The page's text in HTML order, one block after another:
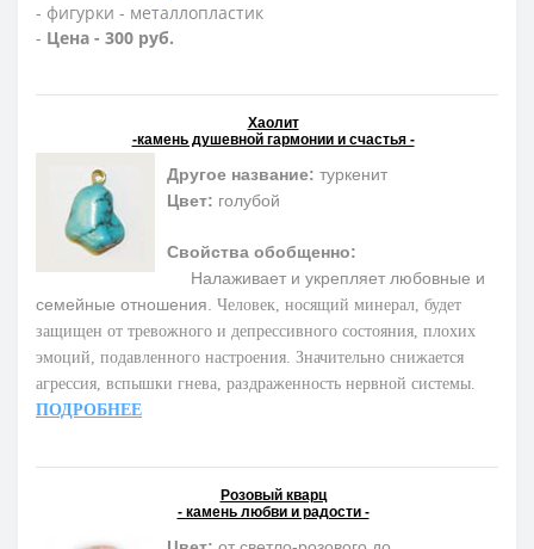
- фигурки - металлопластик
- Цена - 300 руб.
Хаолит
-камень душевной гармонии и счастья -
Другое название: туркенит
Цвет: голубой
Свойства обобщенно:
Налаживает и укрепляет любовные и
семейные отношения. Человек, носящий минерал, будет
защищен от тревожного и депрессивного состояния, плохих
эмоций, подавленного настроения. Значительно снижается
агрессия, вспышки гнева, раздраженность нервной системы.
ПОДРОБНЕЕ
Розовый кварц
- камень любви и радости -